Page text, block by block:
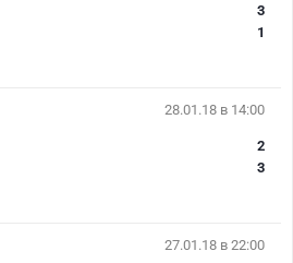
3
1
28.01.18 в 14:00
2
3
27.01.18 в 22:00